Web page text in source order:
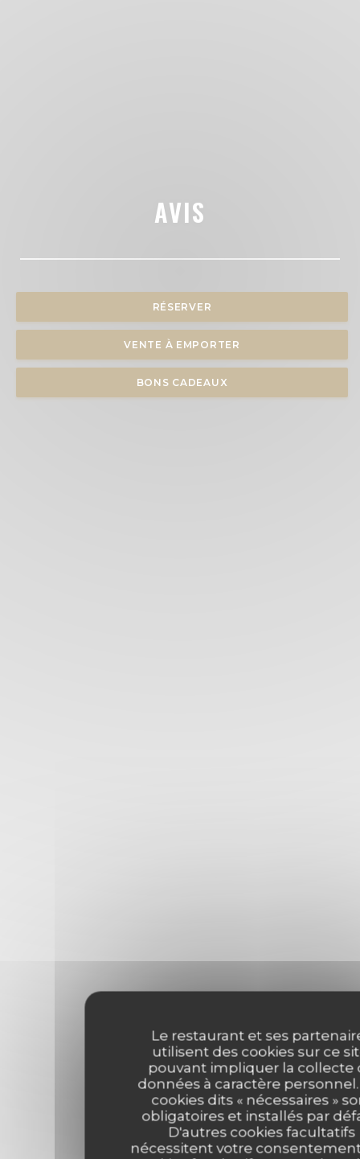
Le restaurant et ses
utilisent des cookies sur ce
pouvant impliquer la collecte
données à caractère personnel.
cookies dits « nécessaires »
obligatoires et installés par
D'autres cookies facultatifs
nécessitent votre
AVIS
RÉSERVER
VENTE À EMPORTER
BONS CADEAUX